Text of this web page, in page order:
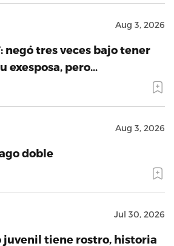
Aug 3, 2026
negó tres veces bajo tener
exesposa, pero…
Aug 3, 2026
doble
Jul 30, 2026
juvenil tiene rostro, historia